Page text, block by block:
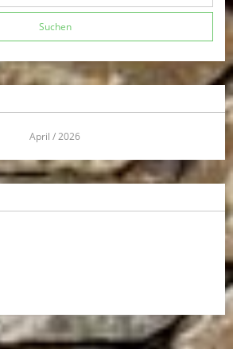
April / 2026